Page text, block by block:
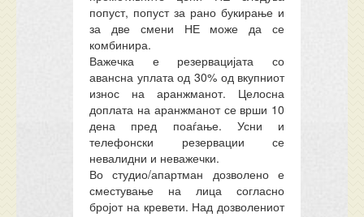
попуст, попуст за рано букирање и
за две смени НЕ може да се
комбинира.
Важечка е резервацијата со
авансна уплата од 30% од вкупниот
износ на аранжманот. Целосна
доплата на аранжманот се врши 10
дена пред поаѓање. Усни и
телефонски резервации се
невалидни и неважечки.
Во студио/апартман дозволено е
сместување на лица согласно
бројот на кревети. Наддозволениот